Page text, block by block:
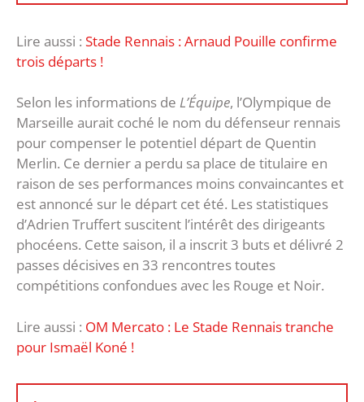
Lire aussi : Stade Rennais : Arnaud Pouille confirme
trois départs !
Selon les informations de L’Équipe, l’Olympique de
Marseille aurait coché le nom du défenseur rennais
pour compenser le potentiel départ de Quentin
Merlin. Ce dernier a perdu sa place de titulaire en
raison de ses performances moins convaincantes et
est annoncé sur le départ cet été. Les statistiques
d’Adrien Truffert suscitent l’intérêt des dirigeants
phocéens. Cette saison, il a inscrit 3 buts et délivré 2
passes décisives en 33 rencontres toutes
compétitions confondues avec les Rouge et Noir.
Lire aussi : OM Mercato : Le Stade Rennais tranche
pour Ismaël Koné !